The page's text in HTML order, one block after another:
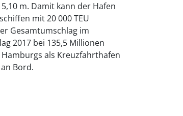
m. Damit kann der Hafen
mit 20 000 TEU
Gesamtumschlag im
2017 bei 135,5 Millionen
als Kreuzfahrthafen
Bord.